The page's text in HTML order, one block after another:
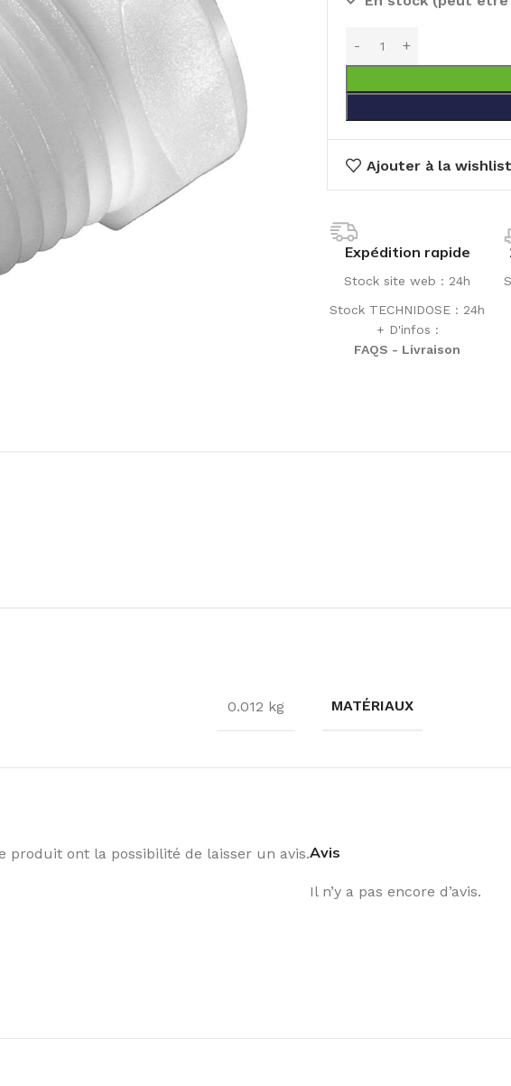
Ajouter à la
Expédition rapide
Stock site web : 24h
Stock TECHNIDOSE : 24h
+ D'infos :
FAQS - Livraison
0.012 kg MATÉRIAUX
Avis
Il n’y a pas encore d’avis.
produit ont la possibilité de laisser un avis.